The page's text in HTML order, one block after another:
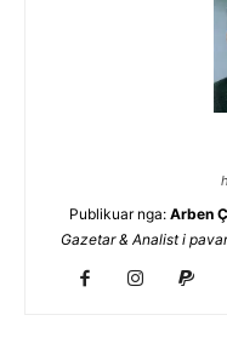
Publikuar nga: Arben
Gazetar & Analist i